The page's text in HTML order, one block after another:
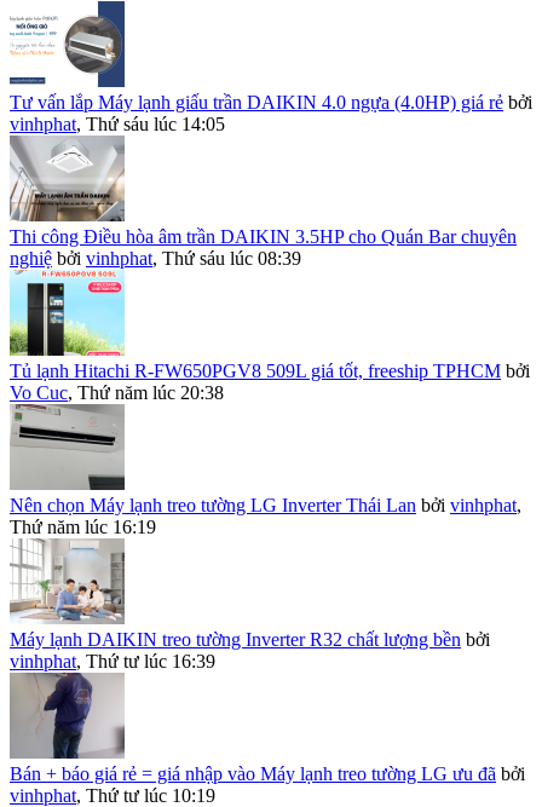
Tư vấn lắp Máy lạnh giấu trần DAIKIN 4.0 ngựa (4.0HP) giá rẻ bởi
vinhphat, Thứ sáu lúc 14:05
Thi công Điều hòa âm trần DAIKIN 3.5HP cho Quán Bar chuyên
nghiệ bởi vinhphat, Thứ sáu lúc 08:39
Tủ lạnh Hitachi R-FW650PGV8 509L giá tốt, freeship TPHCM bởi
Vo Cuc, Thứ năm lúc 20:38
Nên chọn Máy lạnh treo tường LG Inverter Thái Lan bởi vinhphat,
Thứ năm lúc 16:19
Máy lạnh DAIKIN treo tường Inverter R32 chất lượng bền bởi
vinhphat, Thứ tư lúc 16:39
Bán + báo giá rẻ = giá nhập vào Máy lạnh treo tường LG ưu đã bởi
vinhphat, Thứ tư lúc 10:19